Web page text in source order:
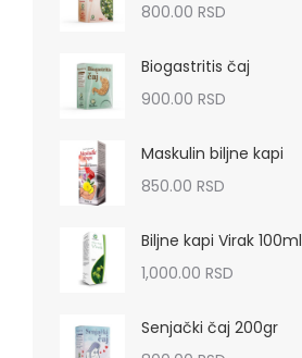
800.00 RSD
Biogastritis čaj
900.00 RSD
Maskulin biljne kapi
850.00 RSD
Biljne kapi Virak 100ml
1,000.00 RSD
Senjački čaj 200gr